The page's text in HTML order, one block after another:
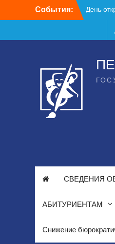
События: День
СВЕДЕНИЯ
АБИТУРИЕНТАМ
Снижение